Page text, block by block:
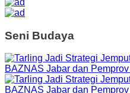
Seni Budaya